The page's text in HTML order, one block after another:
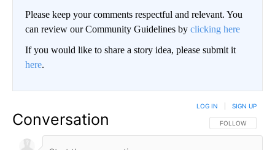
Please keep your comments respectful and relevant. You
can review our Community Guidelines by clicking here
If you would like to share a story idea, please submit it
here.
Conversation FOLLOW THIS
FOLLOW
LOG IN SIGN UP